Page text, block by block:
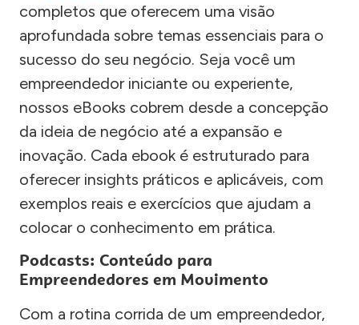
completos que oferecem uma visão
aprofundada sobre temas essenciais para o
sucesso do seu negócio. Seja você um
empreendedor iniciante ou experiente,
nossos eBooks cobrem desde a concepção
da ideia de negócio até a expansão e
inovação. Cada ebook é estruturado para
oferecer insights práticos e aplicáveis, com
exemplos reais e exercícios que ajudam a
colocar o conhecimento em prática.
Podcasts: Conteúdo para
Empreendedores em Movimento
Com a rotina corrida de um empreendedor,